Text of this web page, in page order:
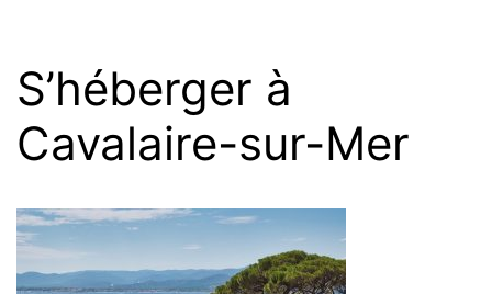
S’héberger à
Cavalaire-sur-Mer